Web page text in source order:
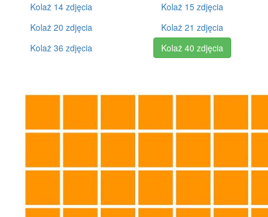
Kolaż 14 zdjęcia
Kolaż 15 zdjęcia
Kolaż 20 zdjęcia
Kolaż 21 zdjęcia
Kolaż 36 zdjęcia
Kolaż 40 zdjęcia